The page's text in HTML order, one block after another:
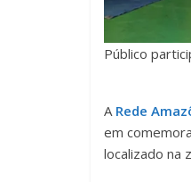
Público
A Rede
em
localizado na